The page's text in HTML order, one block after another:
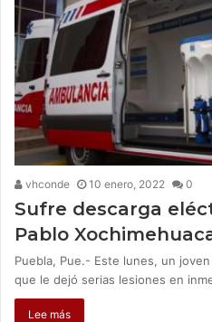
vhconde 10 enero, 2022 0
Sufre descarga
Pablo
Puebla, Pue.- Este lunes, un
que le dejó serias lesiones en
Lee más